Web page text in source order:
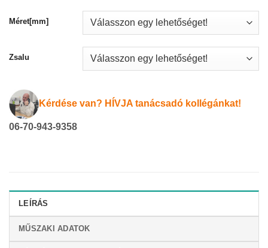
Méret[mm]
Zsalu
Kérdése van? HÍVJA tanácsadó kollégánkat!
06-70-943-9358
LEÍRÁS
MŰSZAKI ADATOK